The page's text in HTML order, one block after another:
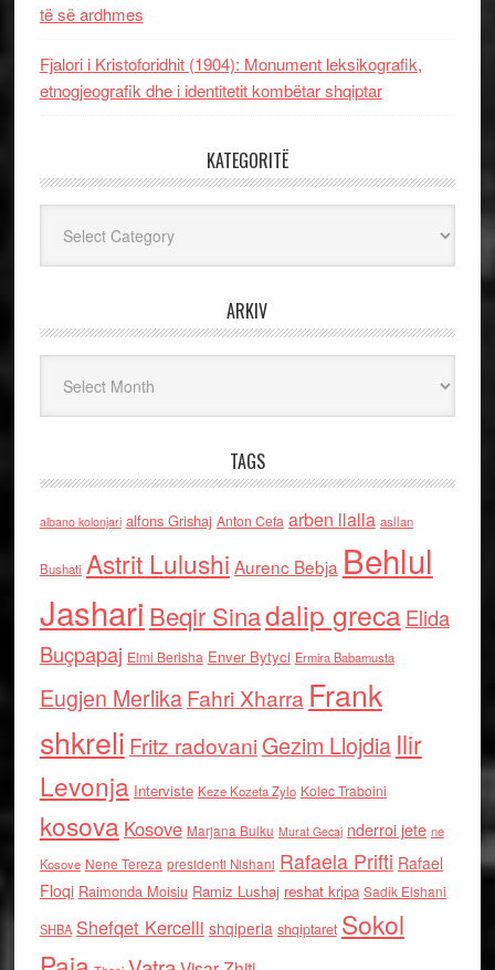
të së ardhmes
Fjalori i Kristoforidhit (1904): Monument leksikografik,
etnogjeografik dhe i identitetit kombëtar shqiptar
KATEGORITË
ARKIV
TAGS
albano kolonjari alfons Grishaj Anton Cefa arben llalla asllan
Bushati Astrit Lulushi Aurenc Bebja Behlul
Jashari Beqir Sinadalip grecaElida
Buçpapaj Elmi Berisha Enver Bytyci Ermira Babamusta
Eugjen MerlikaFahri Xharra Frank
shkreli Fritz radovaniGezim Llojdia Ilir
Levonja Interviste Keze Kozeta Zylo Kolec Traboini
kosova Kosove Marjana Bulku Murat Gecaj nderroi jete ne
Kosove Nene Tereza presidenti Nishani Rafaela Prifti Rafael
Floqi Raimonda Moisiu Ramiz Lushaj reshat kripa Sadik Elshani
SHBA Shefqet Kercelli shqiperia shqiptaret Sokol